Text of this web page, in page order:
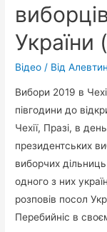
України
Відео / Від
Вибори 2019 в
півгодини до
Чехії, Празі, в
президентських
виборчих
одного з них
розповів посол
Перебийніс в